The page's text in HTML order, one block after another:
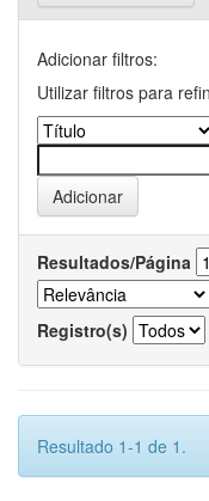
Adicionar filtros:
Utilizar filtros para
Resultados/Página
Registro(s)
Resultado 1-1 de 1.